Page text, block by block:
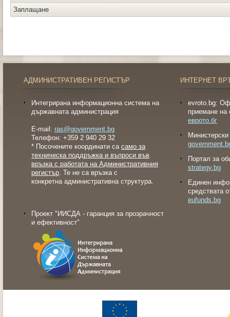
Заплащане
АДМИНИСТРАТИВЕН РЕГИСТЪР
Интегрирана информационна система на
държавната администрация
E-mail: ras@government.bg
Телефон: +359 2 940 29 32
* Посочените координати са само за
техническа поддръжка и въпроси във
връзка с работата на Административния
регистър. Те не са връзка с
конкретна административна структура.
Проект "ИИСДА - гаранция за прозрачност
и ефективност"
ИНТЕРНЕТ
evroto.bg:
приемане на
еврото.бг
Портал за
strategy.bg
Eдинен
средствата
eufunds.bg